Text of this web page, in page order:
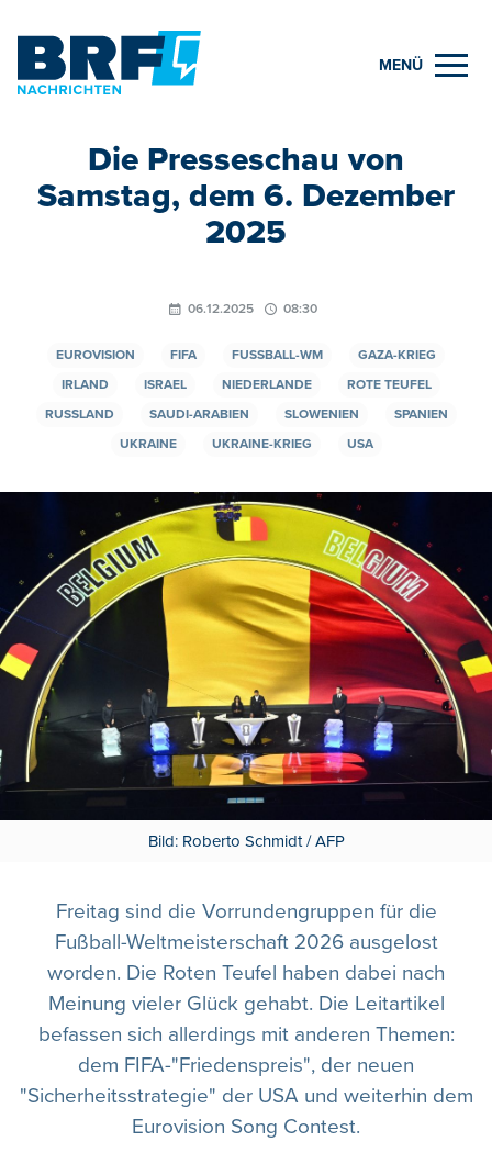
MENÜ
Die Presseschau von
Samstag, dem 6. Dezember
2025
06.12.2025 08:30
EUROVISION FIFA FUSSBALL-WM
GAZA-KRIEG
IRLAND
ISRAEL NIEDERLANDE
ROTE TEUFEL
RUSSLAND
SAUDI-ARABIEN SLOWENIEN
SPANIEN
UKRAINE
UKRAINE-KRIEG USA
Bild: Roberto Schmidt / AFP
Freitag sind die Vorrundengruppen für die
Fußball-Weltmeisterschaft 2026 ausgelost
worden. Die Roten Teufel haben dabei nach
Meinung vieler Glück gehabt. Die Leitartikel
befassen sich allerdings mit anderen Themen:
dem FIFA-"Friedenspreis", der neuen
"Sicherheitsstrategie" der USA und weiterhin dem
Eurovision Song Contest.